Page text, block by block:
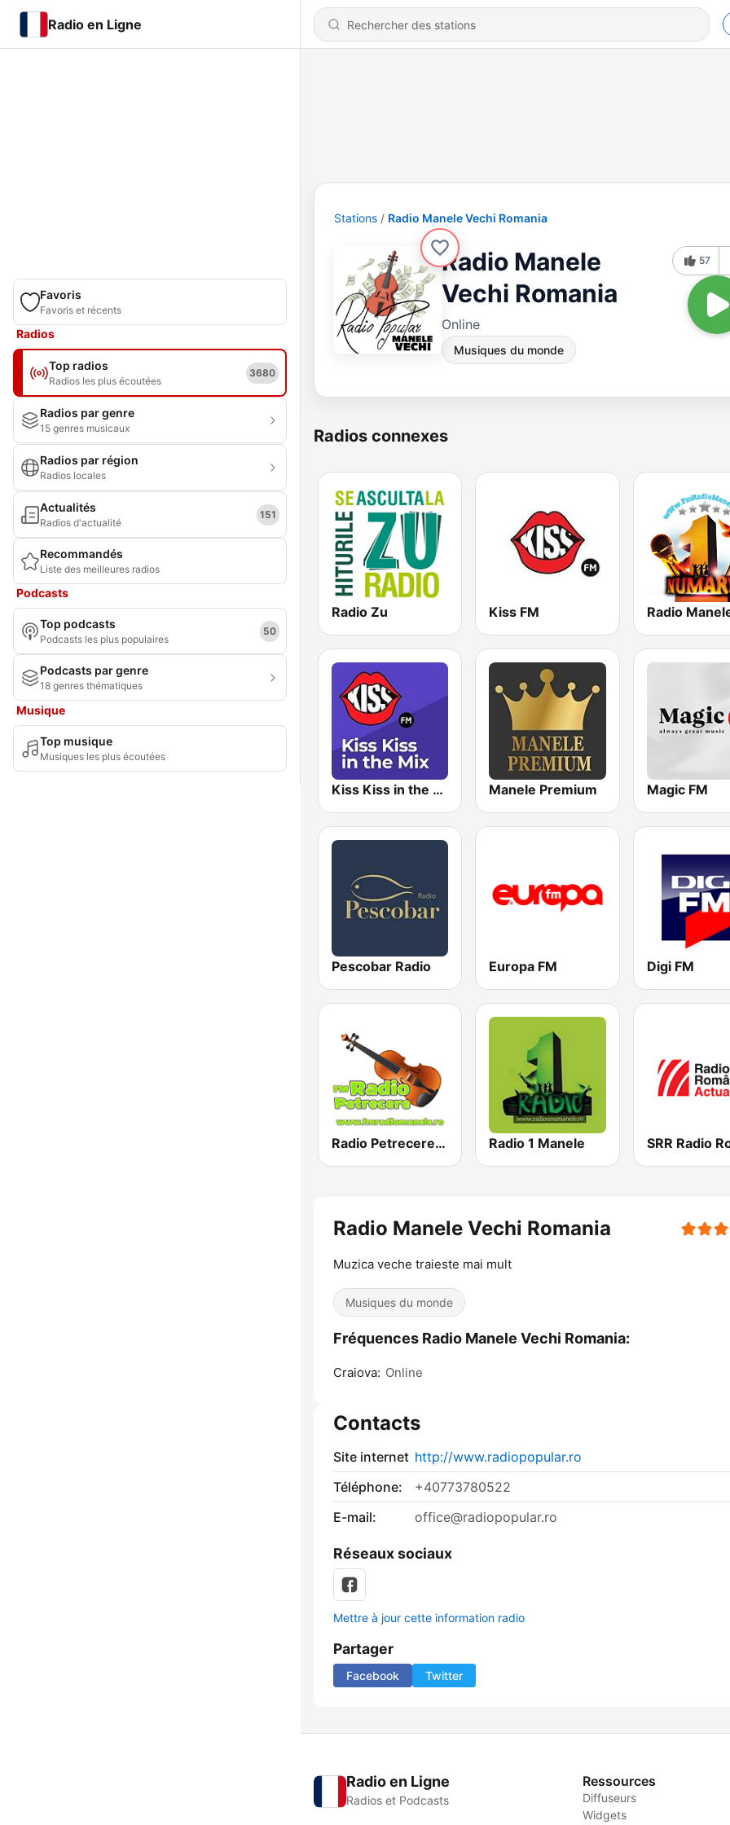
Radio en Ligne
Favoris
Favoris et récents
Radios
Top radios
Radios les plus écoutées
3680
Radios par genre
15 genres musicaux
Radios par région
Radios locales
Actualités
Radios d'actualité
151
Recommandés
Liste des meilleures radios
Podcasts
Top podcasts
Podcasts les plus populaires
50
Podcasts par genre
18 genres thématiques
Musique
Top musique
Musiques les plus écoutées
Stations Radio Manele Vechi Romania
Radio Manele
Vechi Romania
Online
Musiques du monde
57
Radios connexes
Radio Zu Kiss FM Radio
Kiss Kiss in the Mix Radio Manele Premium Magic FM
Pescobar Radio Europa FM Digi FM
Radio Petrecere Romania Radio 1 Manele
Radio Manele Vechi Romania
Muzica veche traieste mai mult
Musiques du monde
Fréquences Radio Manele Vechi Romania:
Craiova: Online
Contacts
Site internet http://www.radiopopular.ro
Téléphone:
+40773780522
E-mail:
office@radiopopular.ro
Réseaux sociaux
Mettre à jour cette information radio
Partager
Facebook Twitter
Radio en Ligne
Radios et Podcasts
Ressources
Diffuseurs
Widgets